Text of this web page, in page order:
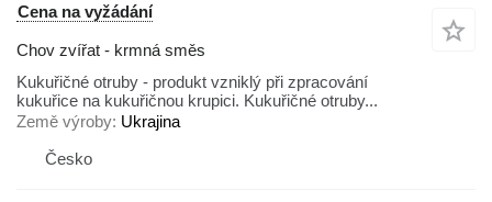
Cena na vyžádání
Chov zvířat - krmná směs
Kukuřičné otruby - produkt vzniklý při zpracování
kukuřice na kukuřičnou krupici. Kukuřičné otruby...
Země výroby Ukrajina
Česko